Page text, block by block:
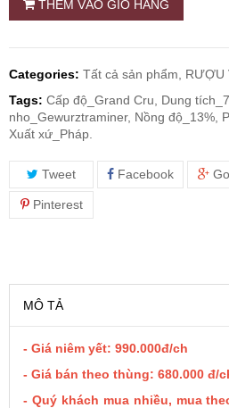
RƯỢU VODKA
RƯỢU COGNAC
RƯỢU VANG ĐÀ LẠT
TRỐNG RƯỢU
Rượu Vang Argentina
THÊM VÀO GIỎ HÀNG
Categories: Tất cả sản phẩm,
RƯỢU
Tags: Cấp độ_Grand Cru, Dung
nho_Gewurztraminer, Nồng độ_13%,
Xuất xứ_Pháp.
Tweet Facebook
Pinterest
MÔ TẢ
- Giá niêm yết: 990.000đ/ch
- Giá bán theo thùng: 680.000 đ/
- Quý khách mua nhiều, mua